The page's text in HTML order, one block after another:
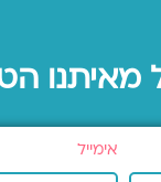
מאיתנו
אימייל